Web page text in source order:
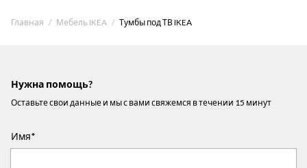
Главная Мебель IKEA Тумбы под ТВ IKEA
Нужна помощь?
Оставьте свои данные и мы с вами свяжемся в течении 15 минут
Имя*